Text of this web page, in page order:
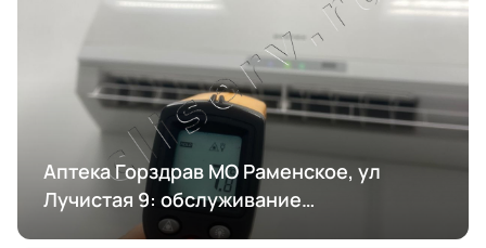
Аптека Горздрав МО Раменское, ул
Лучистая 9: обслуживание
кондиционирования